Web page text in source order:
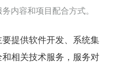
内容和项目配合方式。
提供软件开发、系统集
相关技术服务，服务对